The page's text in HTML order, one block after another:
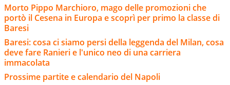
Morto Pippo Marchioro, mago delle promozioni che
portò il Cesena in Europa e scoprì per primo la classe di
Baresi
Baresi: cosa ci siamo persi della leggenda del Milan, cosa
deve fare Ranieri e l'unico neo di una carriera
immacolata
Prossime partite e calendario del Napoli